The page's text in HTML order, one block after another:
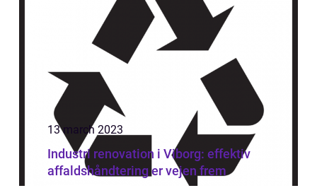
13 march 2023
Industri renovation i Viborg: effektiv
affaldshåndtering er vejen frem